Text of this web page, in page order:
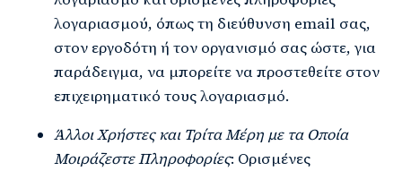
λογαριασμού, όπως τη διεύθυνση email σας,
στον εργοδότη ή τον οργανισμό σας ώστε, για
παράδειγμα, να μπορείτε να προστεθείτε στον
επιχειρηματικό τους λογαριασμό.
Άλλοι Χρήστες και Τρίτα Μέρη με τα Οποία
Μοιράζεστε Πληροφορίες: Ορισμένες